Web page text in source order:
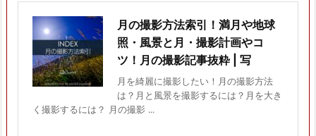
月の撮影方法索引！満月や地球
照・風景と月・撮影計画やコ
ツ！月の撮影記事抜粋 | 写
月を綺麗に撮影したい！月の撮影方法
は？月と風景を撮影するには？月を大き
く撮影するには？ 月の撮影 ...